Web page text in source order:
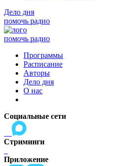
Дело дня
помочь радио
помочь радио
Программы
Расписание
Авторы
Дело дня
О нас
Социальные сети
Стриминги
Приложение